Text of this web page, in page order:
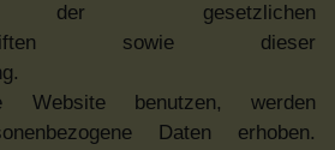
der gesetzlichen
sowie dieser
benutzen, werden
Daten erhoben.